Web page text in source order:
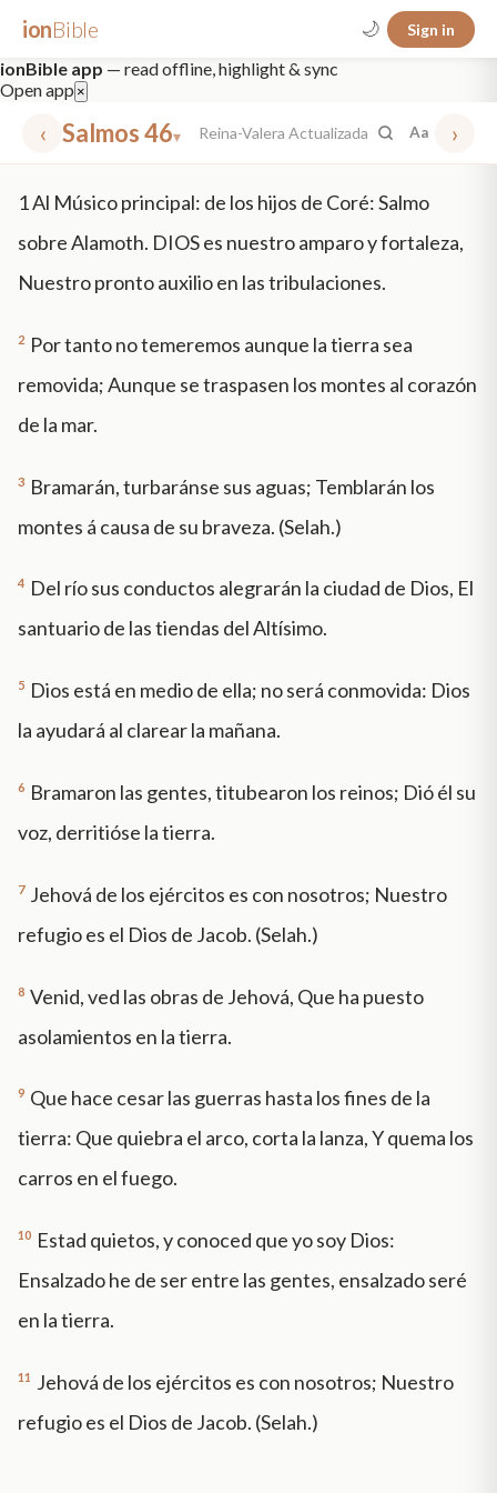
ionBible 🌙 Sign in
ionBible app — read offline, highlight & sync
Open app ×
‹ Salmos 46▾ Reina-Valera Actualizada Aa ›
mt 5 nt faith "peace that passeth" grace -law
1Al Músico principal: de los hijos de Coré: Salmo
sobre Alamoth. DIOS es nuestro amparo y fortaleza,
Nuestro pronto auxilio en las tribulaciones.
2 Por tanto no temeremos aunque la tierra sea
removida; Aunque se traspasen los montes al corazón
de la mar.
3 Bramarán, turbaránse sus aguas; Temblarán los
montes á causa de su braveza. (Selah.)
4 Del río sus conductos alegrarán la ciudad de Dios, El
santuario de las tiendas del Altísimo.
5 Dios está en medio de ella; no será conmovida: Dios
la ayudará al clarear la mañana.
6 Bramaron las gentes, titubearon los reinos; Dió él su
voz, derritióse la tierra.
7 Jehová de los ejércitos es con nosotros; Nuestro
refugio es el Dios de Jacob. (Selah.)
8 Venid, ved las obras de Jehová, Que ha puesto
asolamientos en la tierra.
9 Que hace cesar las guerras hasta los fines de la
tierra: Que quiebra el arco, corta la lanza, Y quema los
carros en el fuego.
10 Estad quietos, y conoced que yo soy Dios:
Ensalzado he de ser entre las gentes, ensalzado seré
en la tierra.
11 Jehová de los ejércitos es con nosotros; Nuestro
refugio es el Dios de Jacob. (Selah.)